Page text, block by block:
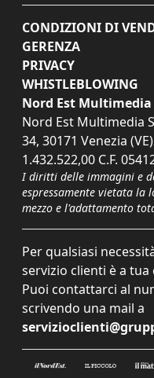
CONDIZIONI DI
GERENZA
PRIVACY
WHISTLEBLOWING
Nord Est Multimedia
Nord Est Multimedia
34, 30171 Venezia
1.432.522,00 C.F.
I diritti delle immagini e
espressamente vietata la
mezzo e l'adattamento
Per qualsiasi
servizio clienti è a
Puoi contattarci al
scrivendo una mail a